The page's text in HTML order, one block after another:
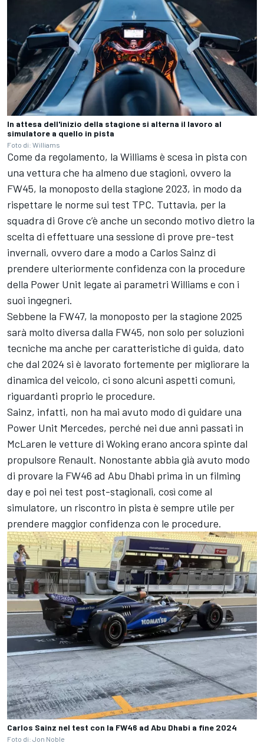
In attesa dell'inizio della stagione si alterna il lavoro al
simulatore a quello in pista
Foto di: Williams
Come da regolamento, la Williams è scesa in pista con
una vettura che ha almeno due stagioni, ovvero la
FW45, la monoposto della stagione 2023, in modo da
rispettare le norme sui test TPC. Tuttavia, per la
squadra di Grove c’è anche un secondo motivo dietro la
scelta di effettuare una sessione di prove pre-test
invernali, ovvero dare a modo a Carlos Sainz di
prendere ulteriormente confidenza con la procedure
della Power Unit legate ai parametri Williams e con i
suoi ingegneri.
Sebbene la FW47, la monoposto per la stagione 2025
sarà molto diversa dalla FW45, non solo per soluzioni
tecniche ma anche per caratteristiche di guida, dato
che dal 2024 si è lavorato fortemente per migliorare la
dinamica del veicolo, ci sono alcuni aspetti comuni,
riguardanti proprio le procedure.
Sainz, infatti, non ha mai avuto modo di guidare una
Power Unit Mercedes, perché nei due anni passati in
McLaren le vetture di Woking erano ancora spinte dal
propulsore Renault. Nonostante abbia già avuto modo
di provare la FW46 ad Abu Dhabi prima in un filming
day e poi nei test post-stagionali, così come al
simulatore, un riscontro in pista è sempre utile per
prendere maggior confidenza con le procedure.
Carlos Sainz nel test con la FW46 ad Abu Dhabi a fine 2024
Foto di: Jon Noble